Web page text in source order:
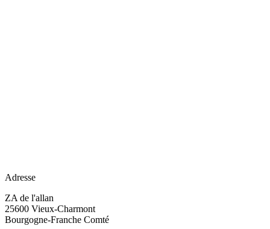
Adresse
ZA de l'allan
25600 Vieux-Charmont
Bourgogne-Franche Comté